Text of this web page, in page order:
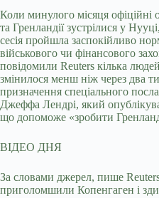
Коли минулого місяця
та Гренландії зустрілися у
сесія пройшла заспокійливо
військового чи фінансового
повідомили Reuters кілька
змінилося менш ніж через два
призначення спеціального
Джеффа Лендрі, який
що допоможе «зробити
ВІДЕО ДНЯ
За словами джерел, пише
приголомшили Копенгаген і